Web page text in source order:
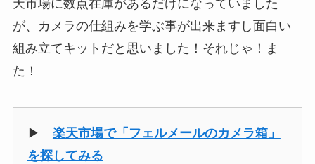
天市場に数点在庫があるだけになっていました
が、カメラの仕組みを学ぶ事が出来ますし面白い
組み立てキットだと思いました！それじゃ！ま
た！
▶ 楽天市場で「フェルメールのカメラ箱」
を探してみる